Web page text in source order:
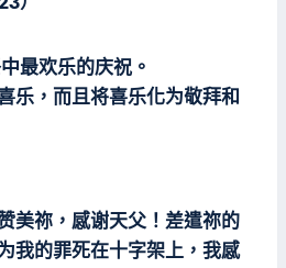
最欢乐的庆祝。
乐，而且将喜乐化为敬拜和
美祢，感谢天父！差遣祢的
我的罪死在十字架上，我感